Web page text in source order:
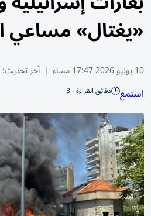
«يغتال» مساعي
10 يونيو 2026 17:47 مساء | آخر تحديث:
استمع دقائق القراءة - 3